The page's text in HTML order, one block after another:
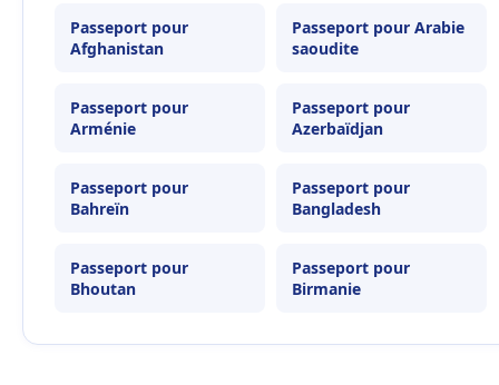
Passeport pour
Afghanistan
Passeport pour Arabie
saoudite
Passeport pour
Arménie
Passeport pour
Azerbaïdjan
Passeport pour
Bahreïn
Passeport pour
Bangladesh
Passeport pour
Bhoutan
Passeport pour
Birmanie